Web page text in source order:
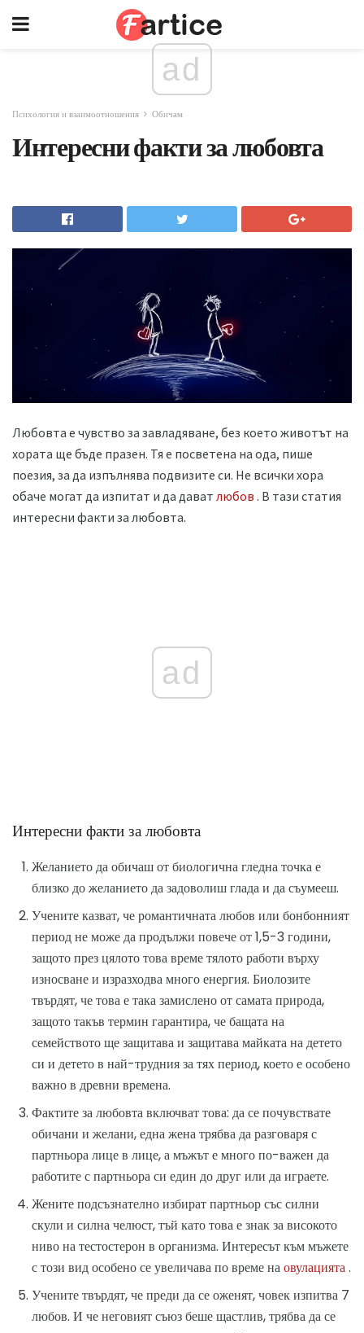
ad
Психология и взаимоотношения Обичам
Интересни факти за любовта
Любовта е чувство за завладяване, без което животът на
хората ще бъде празен. Тя е посветена на ода, пише
поезия, за да изпълнява подвизите си. Не всички хора
обаче могат да изпитат и да дават любов . В тази статия
интересни факти за любовта.
ad
Интересни факти за любовта
Желанието да обичаш от биологична гледна точка е
близко до желанието да задоволиш глада и да съумееш.
Учените казват, че романтичната любов или бонбонният
период не може да продължи повече от 1,5-3 години,
защото през цялото това време тялото работи върху
износване и изразходва много енергия. Биолозите
твърдят, че това е така замислено от самата природа,
защото такъв термин гарантира, че бащата на
семейството ще защитава и защитава майката на детето
си и детето в най-трудния за тях период, което е особено
важно в древни времена.
Фактите за любовта включват това: да се почувствате
обичани и желани, една жена трябва да разговаря с
партньора лице в лице, а мъжът е много по-важен да
работите с партньора си един до друг или да играете.
Жените подсъзнателно избират партньор със силни
скули и силна челюст, тъй като това е знак за високото
ниво на тестостерон в организма. Интересът към мъжете
с този вид особено се увеличава по време наовулацията.
Учените твърдят, че преди да се оженят, човек изпитва 7
любов. И че неговият съюз беше щастлив, трябва да се